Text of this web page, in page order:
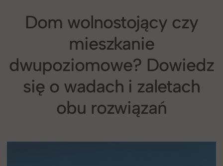
Dom wolnostojący czy
mieszkanie
dwupoziomowe? Dowiedz
się o wadach i zaletach
obu rozwiązań